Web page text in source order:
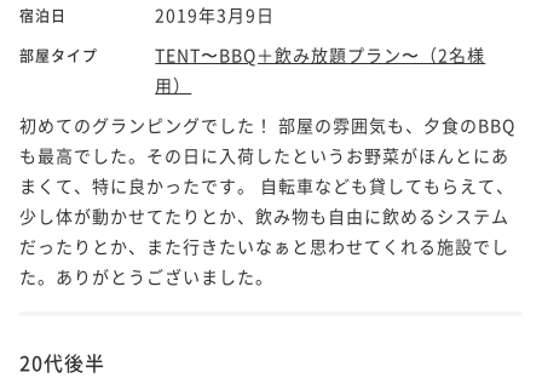
宿泊日 2019年3月9日
部屋タイプ
TENT〜BBQ＋飲み放題プラン〜（2名様
用）
初めてのグランピングでした！ 部屋の雰囲気も、夕食のBBQ
も最高でした。その日に入荷したというお野菜がほんとにあ
まくて、特に良かったです。 自転車なども貸してもらえて、
少し体が動かせてたりとか、飲み物も自由に飲めるシステム
だったりとか、また行きたいなぁと思わせてくれる施設でし
た。ありがとうございました。
20代後半